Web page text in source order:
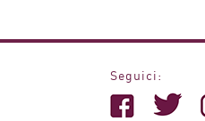
Seguici: